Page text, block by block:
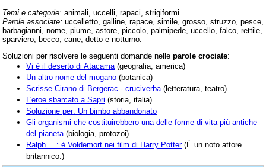
Temi e categorie: animali, uccelli, rapaci, strigiformi.
Parole associate: uccelletto, galline, rapace, simile, grosso, struzzo, pesce,
barbagianni, nome, piume, astore, piccolo, palmipede, uccello, falco, rettile,
sparviero, becco, cane, detto e notturno.
Soluzioni per risolvere le seguenti domande nelle parole crociate:
Vi è il deserto di Atacama (geografia, america)
Un altro nome del mogano (botanica)
Scrisse Cirano di Bergerac - cruciverba (letteratura, teatro)
L'eroe sbarcato a Sapri (storia, italia)
Soluzione per: Un bimbo abbandonato
Gli organismi che costituirebbero una delle forme di vita più antiche
del pianeta (biologia, protozoi)
Ralph __: è Voldemort nei film di Harry Potter(È un noto attore
britannico.)